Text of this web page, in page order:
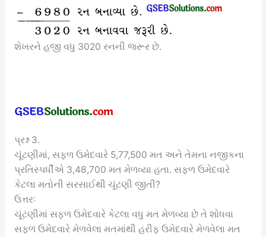
શેખરને હજી વધુ 3020 રનની જરૂર છે.
પ્રશ્ન 3.
ચૂંટણીમાં, સફળ ઉમેદવારે 5,77,500 મત અને તેમના નજીકના
પ્રતિસ્પર્ધીએ 3,48,700 મત મેળવ્યા હતા. સફળ ઉમેદવારે
કેટલા મતોની સરસાઈથી ચૂંટણી જીતી?
ઉત્તરઃ
ચૂંટણીમાં સફળ ઉમેદવારે કેટલા વધુ મત મેળવ્યા છે તે શોધવા
સફળ ઉમેદવારે મેળવેલા મતમાંથી હરીફ ઉમેદવારે મેળવેલા મત